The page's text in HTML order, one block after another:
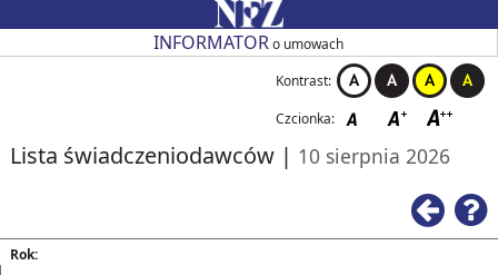
Przejdź do strony głównejINFORMATORo umowach
Kontrast:
Czcionka:
Lista świadczeniodawców | 10 sierpnia 2026
Rok: